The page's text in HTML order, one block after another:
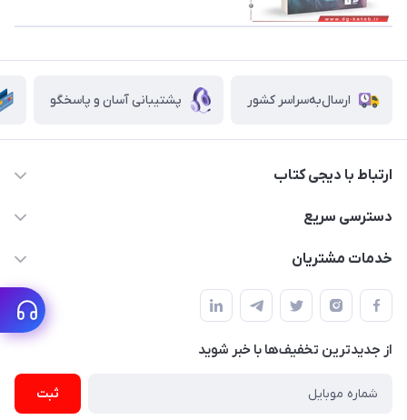
ارسال‌به‌سراسر کشور پشتیبانی آسان و پاسخگو
ارتباط با دیجی کتاب
021-66483376
پلیس امنیت .پلاک 150 (🚷 فروش فقط به صورت آنلاین)
دسترسی سریع
کتاب (دسته‌بندی)
ناشران همکار
نویسندگان و مترجمان
خدمات مشتریان
راهنما
پیگیری سفارشات
رهگیری مرسولات پستی
ارسال تیکت پشتیبانی
از جدید‌ترین تخفیف‌ها با‌ خبر شوید
ثبت